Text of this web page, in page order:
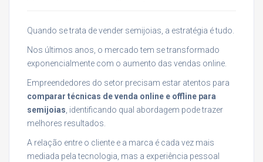
Quando se trata de vender semijoias, a estratégia é tudo.
Nos últimos anos, o mercado tem se transformado
exponencialmente com o aumento das vendas online.
Empreendedores do setor precisam estar atentos para
comparar técnicas de venda online e offline para
semijoias , identificando qual abordagem pode trazer
melhores resultados.
A relação entre o cliente e a marca é cada vez mais
mediada pela tecnologia, mas a experiência pessoal